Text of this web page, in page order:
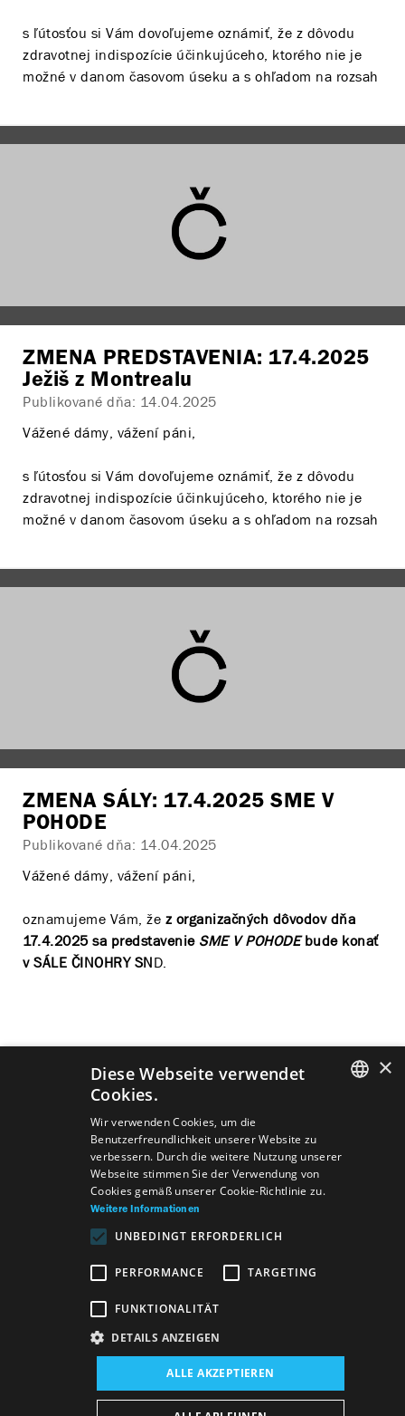
s ľútosťou si Vám dovoľujeme oznámiť, že z dôvodu
zdravotnej indispozície účinkujúceho, ktorého nie je
možné v danom časovom úseku a s ohľadom na rozsah
predstavenie uvedieme inscenáciuDETIdňa
Zakúpené vstupenky na pôvodné predstavenie Vám
platia aj na náhradný titul.
V prípade, že navštívite náhradné predstavenie,
strácate nárok na vrátenie vstupného, ako aj na
náhradu prípadného cenového rozdielu medzi
pôvodným a náhradným predstavením.
ZMENA PREDSTAVENIA: 17.4.2025
Ježiš z Montrealu
Publikované dňa: 14.04.2025
Vážené dámy, vážení páni,
s ľútosťou si Vám dovoľujeme oznámiť, že z dôvodu
zdravotnej indispozície účinkujúceho, ktorého nie je
možné v danom časovom úseku a s ohľadom na rozsah
predstavenie uvedieme inscenáciuSME V POHODEdňa
Zakúpené vstupenky na pôvodné predstavenie Vám
platia aj na náhradný titul.
Ak sa však rozhodnete, že náhradný ponúkaný titul
nenavštívite, máte právo vrátiť nepoužité vstupenky a
peniaze Vám budú refundované v plnej výške Vami
zakúpených vstupeniek.
ZMENA SÁLY: 17.4.2025 SME V
POHODE
Publikované dňa: 14.04.2025
Vážené dámy, vážení páni,
oznamujeme Vám, že z organizačných dôvodov dňa
17.4.2025 sa predstavenie SME V POHODEbude konať
v SÁLE ČINOHRY SND.
Usadení budete formouVOĽNÉHO SEDENIAv Sále
Ďakujeme za pochopenie.
S
‹ vorherige Seite
29 30 31
32
nächste Seite ›
Verzeichnis
Allgemeine Geschäftsbedingungen
GERMAN
×
Diese Webseite verwendet
Cookies.
Wir verwenden Cookies, um die
Benutzerfreundlichkeit unserer Website zu
verbessern. Durch die weitere Nutzung unserer
Webseite stimmen Sie der Verwendung von
Cookies gemäß unserer Cookie-Richtlinie zu.
Weitere Informationen
UNBEDINGT ERFORDERLICH
PERFORMANCE TARGETING
FUNKTIONALITÄT
DETAILS ANZEIGEN
ALLE AKZEPTIEREN